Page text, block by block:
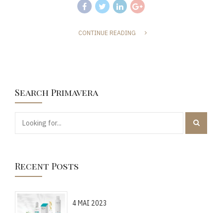
CONTINUE READING
Search Primavera
Recent Posts
4 MAI 2023